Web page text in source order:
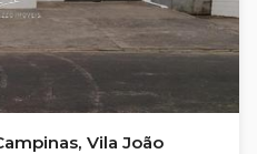
Vila João